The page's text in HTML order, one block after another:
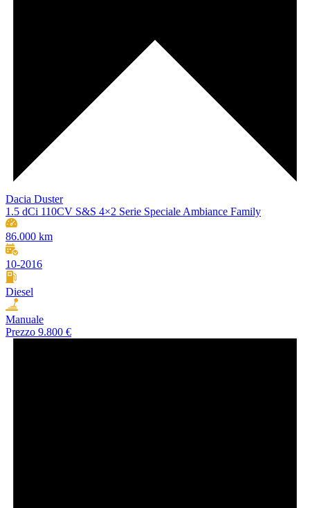
Dacia Duster
1.5 dCi 110CV S&S 4×2 Serie Speciale Ambiance Family
86.000 km
10-2016
Diesel
Manuale
Prezzo 9.800 €